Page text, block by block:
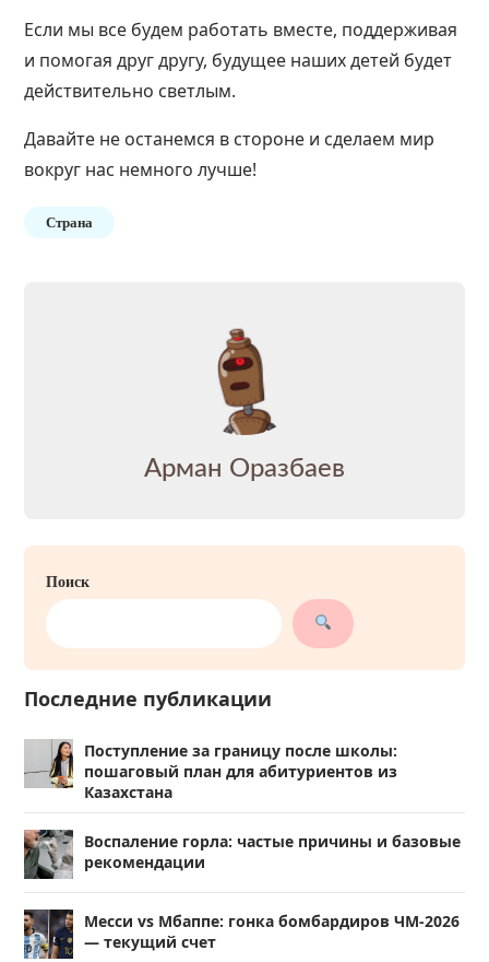
Если мы все будем работать вместе, поддерживая
и помогая друг другу, будущее наших детей будет
действительно светлым.
Давайте не останемся в стороне и сделаем мир
вокруг нас немного лучше!
Страна
Арман Оразбаев
Поиск
Последние публикации
Поступление за границу после школы:
пошаговый план для абитуриентов из
Казахстана
Воспаление горла: частые причины и базовые
рекомендации
Месси vs Мбаппе: гонка бомбардиров ЧМ-2026
— текущий счет